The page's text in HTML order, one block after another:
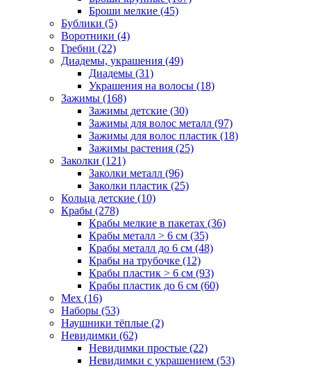
Броши мелкие (45)
Бублики (5)
Воротники (4)
Гребни (22)
Диадемы, украшения (49)
Диадемы (31)
Украшения на волосы (18)
Зажимы (168)
Зажимы детские (30)
Зажимы для волос металл (97)
Зажимы для волос пластик (18)
Зажимы растения (25)
Заколки (121)
Заколки металл (96)
Заколки пластик (25)
Кольца детские (10)
Крабы (278)
Крабы мелкие в пакетах (36)
Крабы металл > 6 см (35)
Крабы металл до 6 см (48)
Крабы на трубочке (12)
Крабы пластик > 6 см (93)
Крабы пластик до 6 см (60)
Мех (16)
Наборы (53)
Наушники тёплые (2)
Невидимки (62)
Невидимки простые (22)
Невидимки с украшением (53)